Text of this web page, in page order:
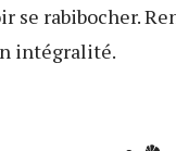
rabibocher.
intégralité.